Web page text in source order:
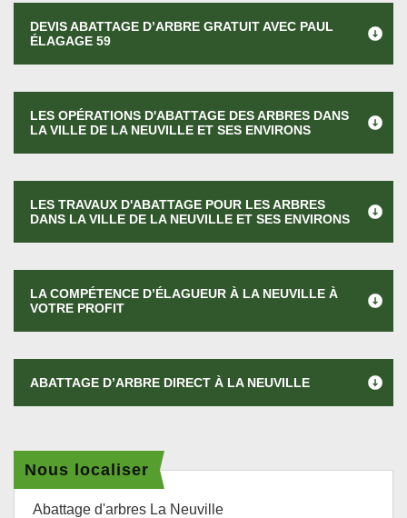
DEVIS ABATTAGE D’ARBRE GRATUIT AVEC PAUL
ÉLAGAGE 59
LES OPÉRATIONS D'ABATTAGE DES ARBRES DANS
LA VILLE DE LA NEUVILLE ET SES ENVIRONS
LES TRAVAUX D'ABATTAGE POUR LES ARBRES
DANS LA VILLE DE LA NEUVILLE ET SES ENVIRONS
LA COMPÉTENCE D’ÉLAGUEUR À LA NEUVILLE À
VOTRE PROFIT
ABATTAGE D’ARBRE DIRECT À LA NEUVILLE
Nous localiser
Abattage d'arbres La Neuville